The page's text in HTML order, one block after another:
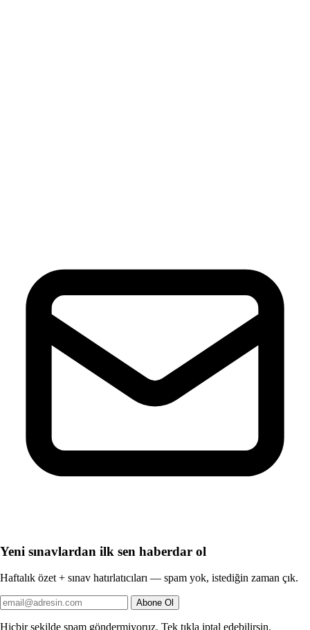
Yeni sınavlardan ilk sen haberdar ol
Haftalık özet + sınav hatırlatıcıları — spam yok, istediğin zaman çık.
Abone Ol
Hiçbir şekilde spam göndermiyoruz. Tek tıkla iptal edebilirsin.